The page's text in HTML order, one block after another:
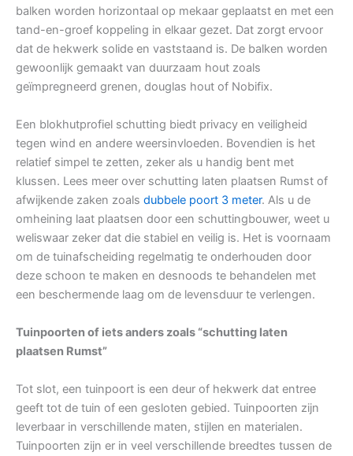
balken worden horizontaal op mekaar geplaatst en met een
tand-en-groef koppeling in elkaar gezet. Dat zorgt ervoor
dat de hekwerk solide en vaststaand is. De balken worden
gewoonlijk gemaakt van duurzaam hout zoals
geïmpregneerd grenen, douglas hout of Nobifix.
Een blokhutprofiel schutting biedt privacy en veiligheid
tegen wind en andere weersinvloeden. Bovendien is het
relatief simpel te zetten, zeker als u handig bent met
klussen. Lees meer over schutting laten plaatsen Rumst of
afwijkende zaken zoals dubbele poort 3 meter. Als u de
omheining laat plaatsen door een schuttingbouwer, weet u
weliswaar zeker dat die stabiel en veilig is. Het is voornaam
om de tuinafscheiding regelmatig te onderhouden door
deze schoon te maken en desnoods te behandelen met
een beschermende laag om de levensduur te verlengen.
Tuinpoorten of iets anders zoals “schutting laten
plaatsen Rumst”
Tot slot, een tuinpoort is een deur of hekwerk dat entree
geeft tot de tuin of een gesloten gebied. Tuinpoorten zijn
leverbaar in verschillende maten, stijlen en materialen.
Tuinpoorten zijn er in veel verschillende breedtes tussen de